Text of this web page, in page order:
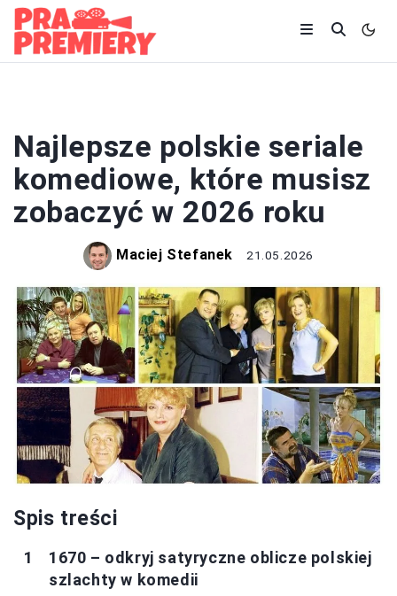
Najlepsze polskie seriale
komediowe, które musisz
zobaczyć w 2026 roku
Maciej Stefanek 21.05.2026
Spis treści
1670 – odkryj satyryczne oblicze polskiej
szlachty w komedii